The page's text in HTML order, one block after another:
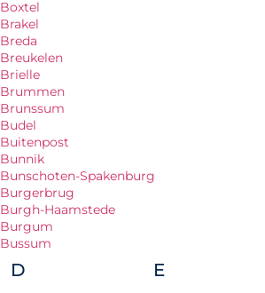
Boxtel
Brakel
Breda
Breukelen
Brielle
Brummen
Brunssum
Budel
Buitenpost
Bunnik
Bunschoten-Spakenburg
Burgerbrug
Burgh-Haamstede
Burgum
Bussum
D E